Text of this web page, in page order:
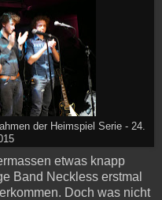
der Heimspiel Serie - 24.
etwas knapp
Band Neckless erstmal
Doch was nicht